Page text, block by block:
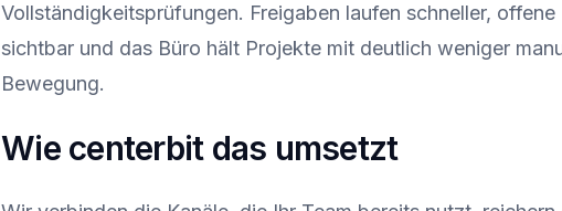
Vollständigkeitsprüfungen. Freigaben laufen schneller,
sichtbar und das Büro hält Projekte mit deutlich weniger
Bewegung.
Wie centerbit das umsetzt